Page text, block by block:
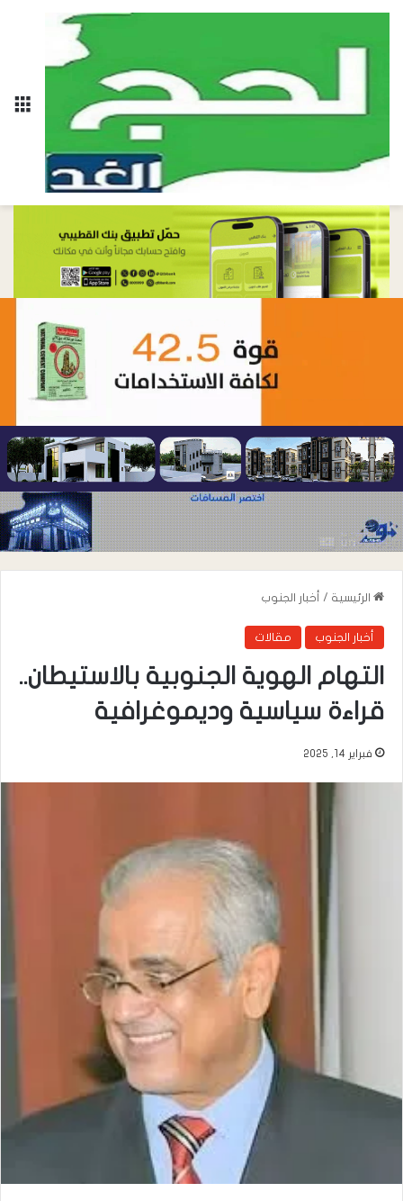
الرئيسية / أخبار الجنوب
أخبار الجنوب مقالات
التهام الهوية الجنوبية بالاستيطان..
قراءة سياسية وديموغرافية
فبراير 14, 2025